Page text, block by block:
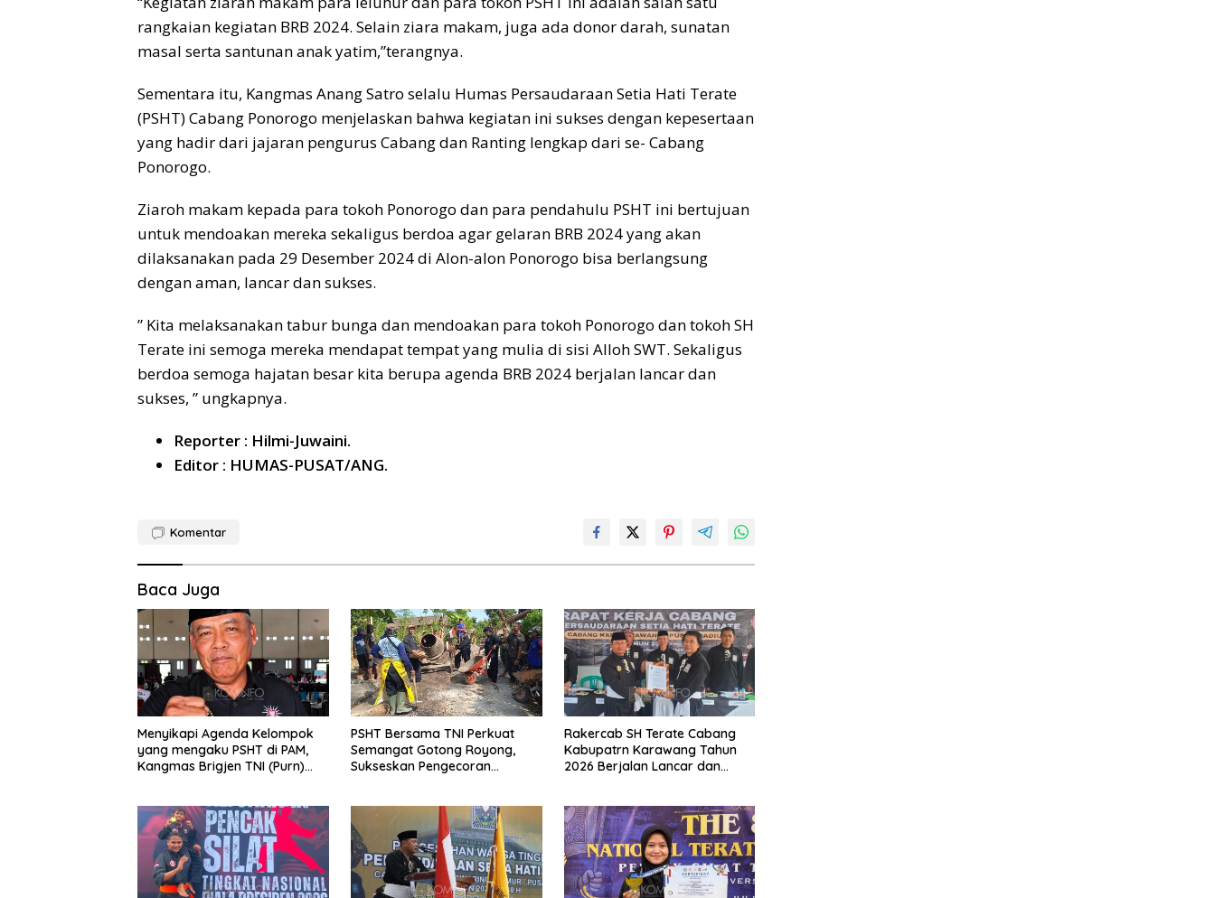
rangkaian kegiatan BRB 2024. Selain ziara makam, juga ada donor darah, sunatan
masal serta santunan anak yatim,”terangnya.
Sementara itu, Kangmas Anang Satro selalu Humas Persaudaraan Setia Hati Terate
(PSHT) Cabang Ponorogo menjelaskan bahwa kegiatan ini sukses dengan kepesertaan
yang hadir dari jajaran pengurus Cabang dan Ranting lengkap dari se- Cabang
Ponorogo.
Ziaroh makam kepada para tokoh Ponorogo dan para pendahulu PSHT ini bertujuan
untuk mendoakan mereka sekaligus berdoa agar gelaran BRB 2024 yang akan
dilaksanakan pada 29 Desember 2024 di Alon-alon Ponorogo bisa berlangsung
dengan aman, lancar dan sukses.
” Kita melaksanakan tabur bunga dan mendoakan para tokoh Ponorogo dan tokoh SH
Terate ini semoga mereka mendapat tempat yang mulia di sisi Alloh SWT. Sekaligus
berdoa semoga hajatan besar kita berupa agenda BRB 2024 berjalan lancar dan
sukses, ” ungkapnya.
Reporter : Hilmi-Juwaini.
Editor : HUMAS-PUSAT/ANG.
Komentar
Baca Juga
Menyikapi Agenda Kelompok
yang mengaku PSHT di PAM,
Kangmas Brigjen TNI (Purn)
PSHT Bersama TNI Perkuat
Semangat Gotong Royong,
Sukseskan Pengecoran
Rakercab SH Terate Cabang
Kabupatrn Karawang Tahun
2026 Berjalan Lancar dan